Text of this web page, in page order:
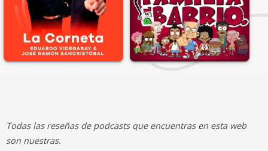
Todas las reseñas de podcasts que encuentras en esta web
son nuestras.